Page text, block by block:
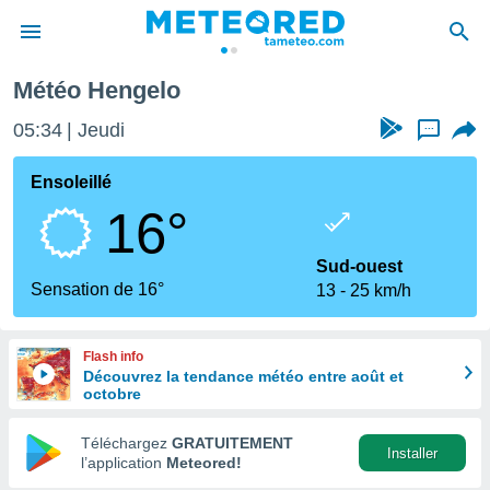
de
en
Météo Hengelo
05:34 Jeudi ...
Ensoleillé
16°
Sensation de 16°
Sud-ouest
13
25 km/h
Flash info
Découvrez la tendance météo entre août et
octobre
Téléchargez GRATUITEMENT
l’application Meteored!
Installer